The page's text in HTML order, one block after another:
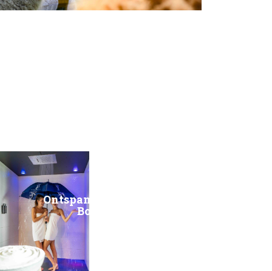
Ontspan, in de Spa Woolness van
Boutique Hotel Texel